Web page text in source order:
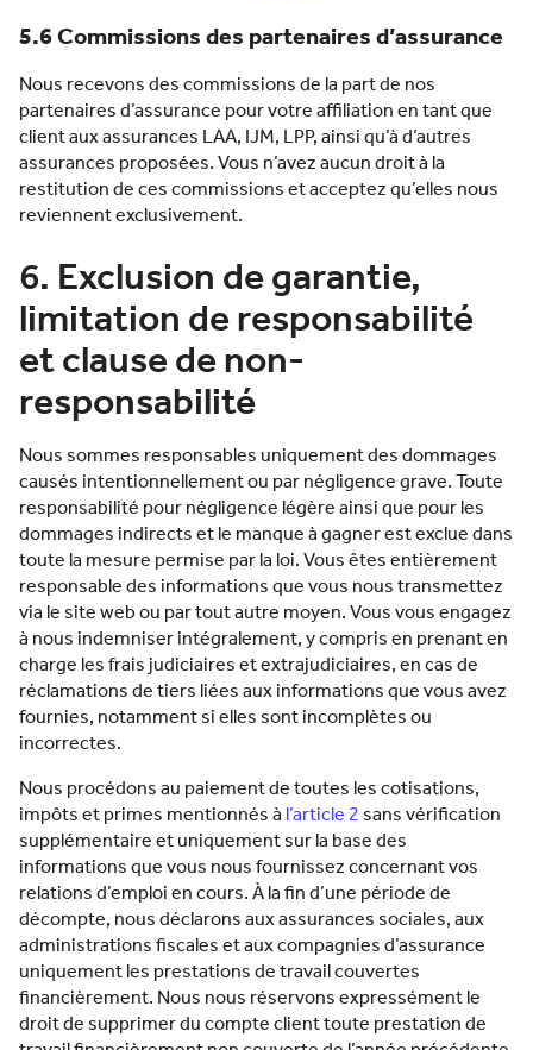
5.6 Commissions des partenaires d’assurance
Nous recevons des commissions de la part de nos
partenaires d’assurance pour votre affiliation en tant que
client aux assurances LAA, IJM, LPP, ainsi qu’à d’autres
assurances proposées. Vous n’avez aucun droit à la
restitution de ces commissions et acceptez qu’elles nous
reviennent exclusivement.
6. Exclusion de garantie,
limitation de responsabilité
et clause de non-
responsabilité
Nous sommes responsables uniquement des dommages
causés intentionnellement ou par négligence grave. Toute
responsabilité pour négligence légère ainsi que pour les
dommages indirects et le manque à gagner est exclue dans
toute la mesure permise par la loi. Vous êtes entièrement
responsable des informations que vous nous transmettez
via le site web ou par tout autre moyen. Vous vous engagez
à nous indemniser intégralement, y compris en prenant en
charge les frais judiciaires et extrajudiciaires, en cas de
réclamations de tiers liées aux informations que vous avez
fournies, notamment si elles sont incomplètes ou
incorrectes.
Nous procédons au paiement de toutes les cotisations,
impôts et primes mentionnés àl’article 2sans vérification
supplémentaire et uniquement sur la base des
informations que vous nous fournissez concernant vos
relations d’emploi en cours. À la fin d’une période de
décompte, nous déclarons aux assurances sociales, aux
administrations fiscales et aux compagnies d’assurance
uniquement les prestations de travail couvertes
financièrement. Nous nous réservons expressément le
droit de supprimer du compte client toute prestation de